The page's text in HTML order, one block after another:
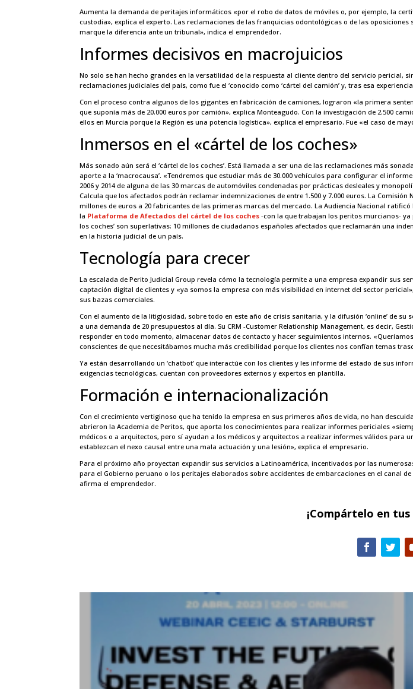
Aumenta la demanda de peritajes informáticos «por el robo de datos de móviles o, por ejemplo, la
custodia», explica el experto. Las reclamaciones de las franquicias odontológicas o de las
marque la diferencia ante un tribunal», indica el emprendedor.
Informes decisivos en macrojuicios
No solo se han hecho grandes en la versatilidad de la respuesta al cliente dentro del servicio pericial,
reclamaciones judiciales del país, como fue el ‘conocido como ‘cártel del camión’ y, tras esa
Con el proceso contra algunos de los gigantes en fabricación de camiones, lograron «la primera
que suponía más de 20.000 euros por camión», explica Monteagudo. Con la investigación de 2.500
ellos en Murcia porque la Región es una potencia logística», explica el empresario. Fue «el caso de
Inmersos en el «cártel de los coches»
Más sonado aún será el ‘cártel de los coches’. Está llamada a ser una de las reclamaciones más
aporte a la ‘macrocausa’. «Tendremos que estudiar más de 30.000 vehículos para configurar el
2006 y 2014 de alguna de las 30 marcas de automóviles condenadas por prácticas desleales y
Calcula que los afectados podrán reclamar indemnizaciones de entre 1.500 y 7.000 euros. La
millones de euros a 20 fabricantes de las primeras marcas del mercado. La Audiencia Nacional
la Plataforma de Afectados del cártel de los coches -con la que trabajan los peritos murcianos-
los coches’ son superlativas: 10 millones de ciudadanos españoles afectados que reclamarán una
en la historia judicial de un país.
Tecnología para crecer
La escalada de Perito Judicial Group revela cómo la tecnología permite a una empresa expandir sus
captación digital de clientes y «ya somos la empresa con más visibilidad en internet del sector
sus bazas comerciales.
Con el aumento de la litigiosidad, sobre todo en este año de crisis sanitaria, y la difusión ‘online’ de
a una demanda de 20 presupuestos al día. Su CRM -Customer Relationship Management, es decir,
responder en todo momento, almacenar datos de contacto y hacer seguimientos internos.
conscientes de que necesitábamos mucha más credibilidad porque los clientes nos confían temas
Ya están desarrollando un ‘chatbot’ que interactúe con los clientes y les informe del estado de sus
exigencias tecnológicas, cuentan con proveedores externos y expertos en plantilla.
Formación e internacionalización
Con el crecimiento vertiginoso que ha tenido la empresa en sus primeros años de vida, no han
abrieron la Academia de Peritos, que aporta los conocimientos para realizar informes periciales
médicos o a arquitectos, pero sí ayudan a los médicos y arquitectos a realizar informes válidos para
establezcan el nexo causal entre una mala actuación y una lesión», explica el empresario.
Para el próximo año proyectan expandir sus servicios a Latinoamérica, incentivados por las
para el Gobierno peruano o los peritajes elaborados sobre accidentes de embarcaciones en el canal
afirma el emprendedor.
¡Compártelo en